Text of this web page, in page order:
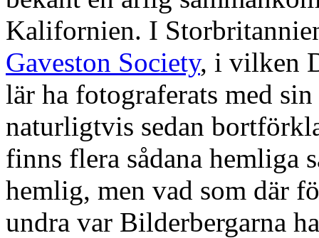
Kalifornien. I
Gaveston Society, i vilken
lär ha fotograferats med sin
naturligtvis sedan
finns flera sådana hemliga
hemlig, men vad som där
undra var Bilderbergarna